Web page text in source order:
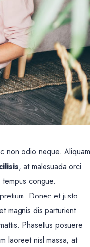
non odio neque. Aliquam
, at malesuada orci
congue.
Donec et justo
magnis dis parturient
Phasellus posuere
laoreet nisl massa, at